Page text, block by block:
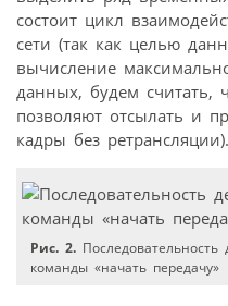
состоит цикл
сети (так как целью
вычисление
данных, будем считать,
позволяют отсылать и
кадры без ретрансляции).
Рис. 2.
команды «начать передачу»